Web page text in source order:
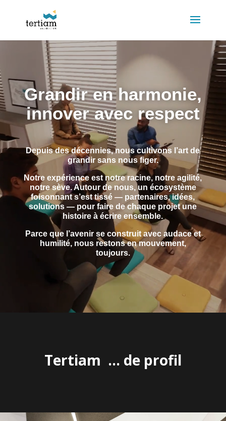
Grandir en harmonie,
innover avec respect
Depuis des décennies, nous cultivons l’art de
grandir sans nous figer.
Notre expérience est notre racine, notre agilité,
notre sève. Autour de nous, un écosystème
foisonnant s’est tissé — partenaires, idées,
solutions — pour faire de chaque projet une
histoire à écrire ensemble.
Parce que l’avenir se construit avec audace et
humilité, nous restons en mouvement,
toujours.
Tertiam … de profil